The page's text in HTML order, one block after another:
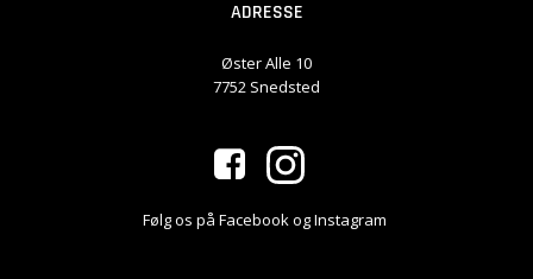
ADRESSE
Øster Alle 10
7752 Snedsted
Følg os på Facebook og Instagram